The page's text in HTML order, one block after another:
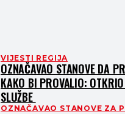
VIJESTI REGIJA
OZNAČAVAO STANOVE DA
KAKO BI PROVALIO:
SLUŽBE
OZNAČAVAO STANOVE ZA